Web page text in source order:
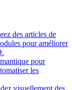
des articles de
pour améliorer
pour
les
visuellement des